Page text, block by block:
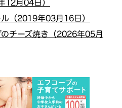
12月04日）
（2019年03月16日）
チーズ焼き（2026年05月